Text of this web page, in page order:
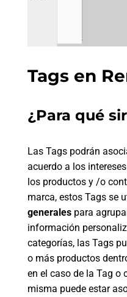
Tags en
¿Para qué
Las Tags podrán
acuerdo a los
los productos y /o
marca, estos Tags se
generales para
información
categorías, las Tags
o más productos
en el caso de la Tag o
misma puede estar